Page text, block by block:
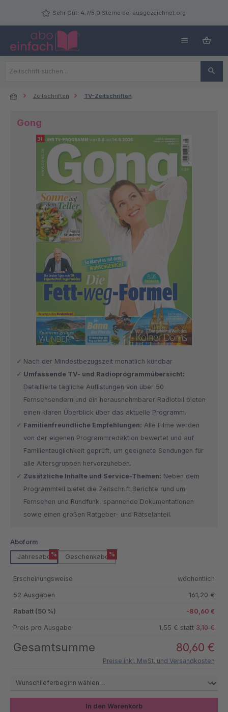
Zum Hauptinhalt springenSehr Gut: 4.7/5.0 Sterne bei ausgezeichnet.org
Zeitschriften TV-Zeitschriften
Gong
Nach der Mindestbezugszeit monatlich kündbar
Umfassende TV- und Radioprogrammübersicht:
Detaillierte tägliche Auflistungen von über 50
Fernsehsendern und ein herausnehmbarer Radioteil bieten
einen klaren Überblick über das aktuelle Programm.
Familienfreundliche Empfehlungen: Alle Filme werden
von der eigenen Programmredaktion bewertet und auf
Familientauglichkeit geprüft, um geeignete Sendungen für
alle Altersgruppen hervorzuheben.
Zusätzliche Inhalte und Service-Themen: Neben dem
Programmteil bietet die Zeitschrift Berichte rund um
Fernsehen und Rundfunk, spannende Dokumentationen
sowie einen großen Ratgeber- und Rätselanteil.
Aboform
Jahresabo % Geschenkabo %
Erscheinungsweise wöchentlich
52 Ausgaben 161,20 €
Rabatt (50 %) -80,60 €
Preis pro Ausgabe 1,55 € statt3,10 €
Gesamtsumme 80,60 €
Preise inkl. MwSt. und Versandkosten
In den Warenkorb